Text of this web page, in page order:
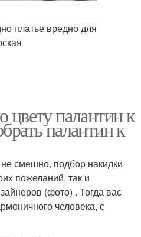
платье вредно для
цвету палантин к
палантин к
смешно, подбор накидки
пожеланий, так и
(фото) . Тогда вас
человека, с